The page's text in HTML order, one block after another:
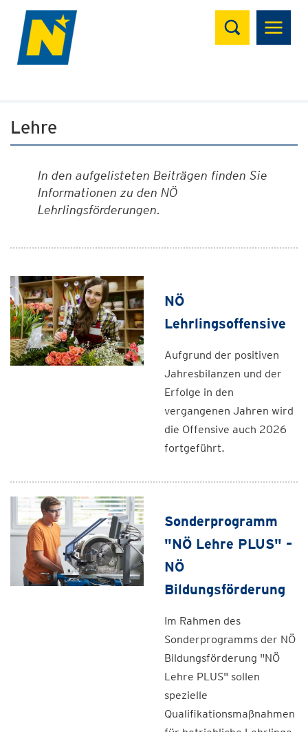
Suchen
Lehre
In den aufgelisteten Beiträgen finden Sie
Informationen zu den NÖ
Lehrlingsförderungen.
NÖ
Lehrlingsoffensive
Aufgrund der positiven
Jahresbilanzen und der
Erfolge in den
vergangenen Jahren wird
die Offensive auch 2026
fortgeführt.
Sonderprogramm
"NÖ Lehre PLUS" –
NÖ
Bildungsförderung
Im Rahmen des
Sonderprogramms der NÖ
Bildungsförderung "NÖ
Lehre PLUS" sollen
spezielle
Qualifikationsmaßnahmen